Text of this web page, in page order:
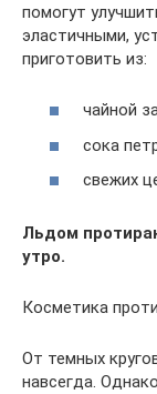
помогут
эластичными,
приготовить из:
чайной
сока
свежих
Льдом
утро.
Косметика
От темных
навсегда.